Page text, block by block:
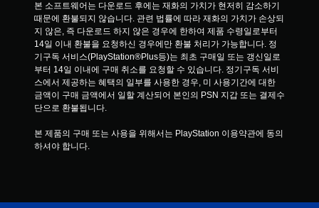
본 소프트웨어는 다운로드 후에는 재화의 가치가 현저히 감소하기
때문에 환불되지 않습니다. 관련 법률에 따라 재화의 가치가 손상되
지 않은, 즉 다운로드 하지 않은 경우에 한하여 제품 수령일로부터
14일 이내 환불을 요청하신 경우에만 환불 처리가 가능합니다. 정
기구독 서비스(PlayStation®Plus등)는 최초 구매일 또는 갱신일로
부터 14일 이내에 구매 취소를 요청할 수 있습니다. 정기구독 서비
스에서 제공하는 혜택의 일부를 사용한 경우, 미 사용기간에 대한
금액이 구매 금액에서 일할 계산되어 본인의 PSN 지갑 또는 결제수
단으로 환불됩니다.
본 제품의 구매 또는 사용을 위해서는 PlayStation 이용약관에 동의
하셔야 합니다.